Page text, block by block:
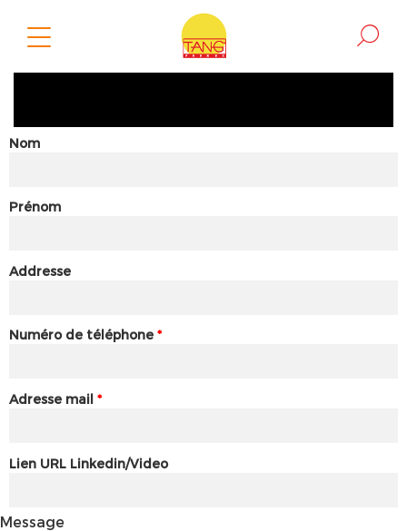
Nom
Prénom
Addresse
Numéro de téléphone *
Adresse mail *
Lien URL Linkedin/Video
Message